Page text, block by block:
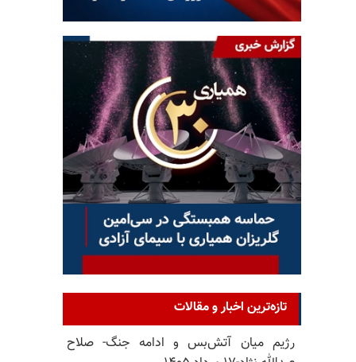
تازه‌ترین اخبار و مقالات
رژیم میان آتش‌بس و ادامه جنگ- صلاح